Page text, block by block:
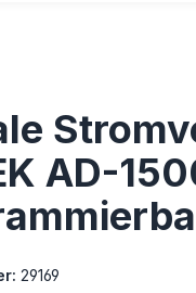
AD-
29169